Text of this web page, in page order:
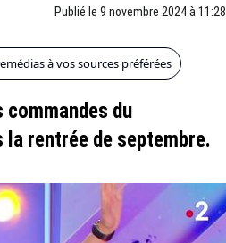
Publié le 9 novembre 2024 à 11:28
à vos sources préférées
commandes du
la rentrée de septembre.